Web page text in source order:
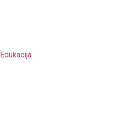
Edukacija